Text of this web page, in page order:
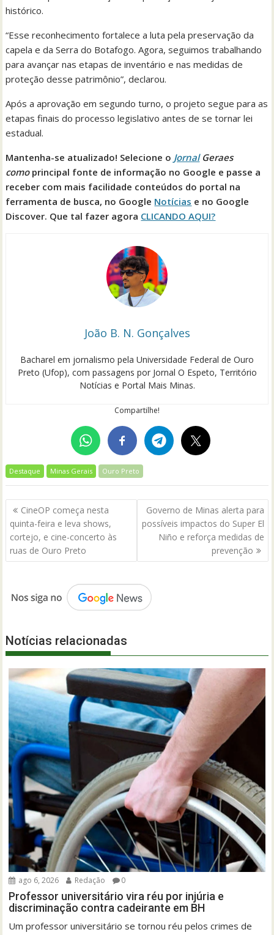
histórico.
“Esse reconhecimento fortalece a luta pela preservação da
capela e da Serra do Botafogo. Agora, seguimos trabalhando
para avançar nas etapas de inventário e nas medidas de
proteção desse patrimônio”, declarou.
Após a aprovação em segundo turno, o projeto segue para as
etapas finais do processo legislativo antes de se tornar lei
estadual.
Mantenha-se atualizado! Selecione o JornalGeraes
como principal fonte de informação no Google e passe a
receber com mais facilidade conteúdos do portal na
ferramenta de busca, no Google Notícias e no Google
Discover. Que tal fazer agora CLICANDO AQUI?
João B. N. Gonçalves
Bacharel em jornalismo pela Universidade Federal de Ouro
Preto (Ufop), com passagens por Jornal O Espeto, Território
Notícias e Portal Mais Minas.
Compartilhe!
Destaque Minas Gerais Ouro Preto
Navegação
de
Post
CineOP começa nesta
quinta-feira e leva shows,
cortejo, e cine-concerto às
ruas de Ouro Preto
Governo de Minas alerta para
possíveis impactos do Super El
Niño e reforça medidas de
prevenção
Notícias relacionadas
ago 6, 2026 Redação 0
Professor universitário vira réu por injúria e
discriminação contra cadeirante em BH
Um professor universitário se tornou réu pelos crimes de